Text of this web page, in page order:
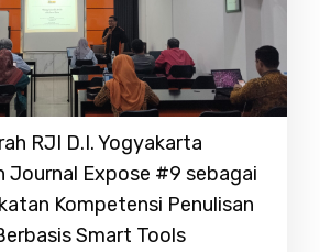
RJI D.I. Yogyakarta
Journal Expose #9 sebagai
Kompetensi Penulisan
Smart Tools